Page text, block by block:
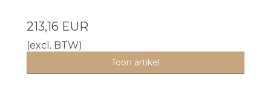
213,16 EUR
(excl. BTW)
Toon artikel